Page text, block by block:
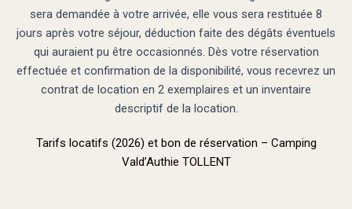
sera demandée à votre arrivée, elle vous sera restituée 8
jours après votre séjour, déduction faite des dégâts éventuels
qui auraient pu être occasionnés. Dès votre réservation
effectuée et confirmation de la disponibilité, vous recevrez un
contrat de location en 2 exemplaires et un inventaire
descriptif de la location.
Tarifs locatifs (2026) et bon de réservation – Camping
Vald’Authie TOLLENT